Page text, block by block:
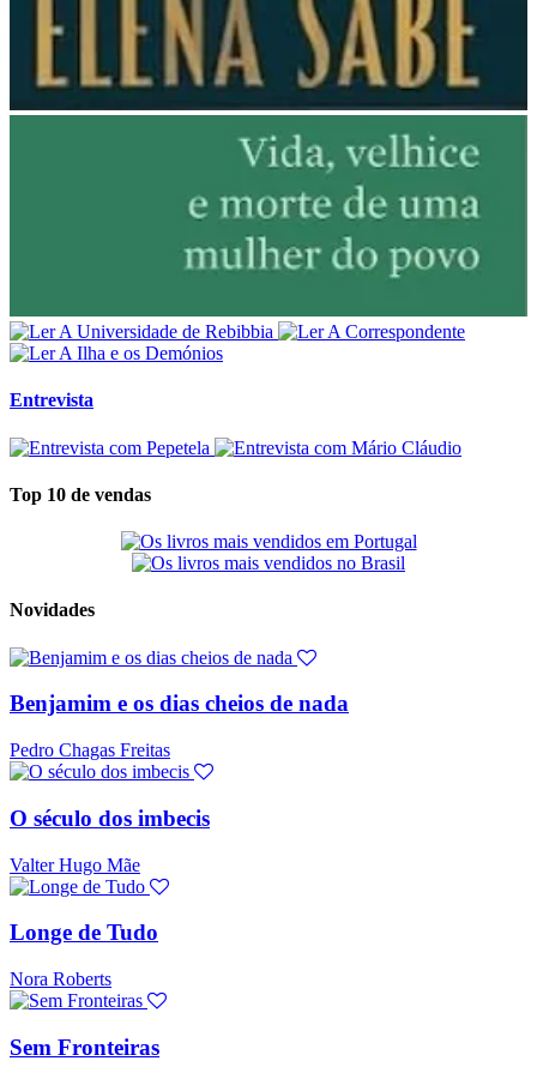
Entrevista
Top 10 de vendas
Novidades
Benjamim e os dias cheios de nada
Pedro Chagas Freitas
O século dos imbecis
Valter Hugo Mãe
Longe de Tudo
Nora Roberts
Sem Fronteiras